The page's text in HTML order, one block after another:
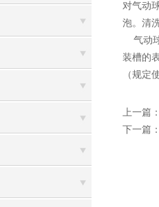
对气动
泡。清
气动球
装槽的
（规定
上一篇
下一篇